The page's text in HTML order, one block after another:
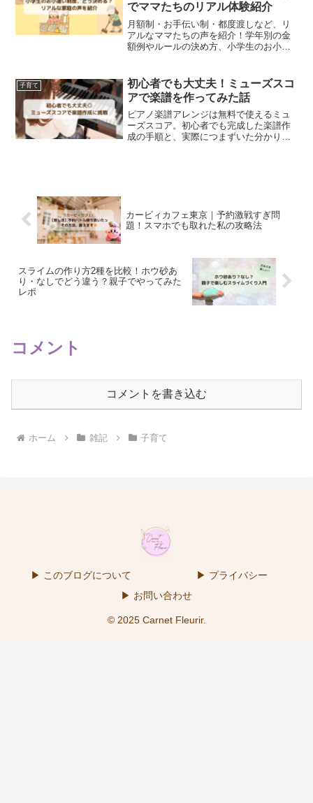
でママたちのリアル体験紹介
月額制・お手伝い制・都度渡しなど、リ
アルなママたちの声を紹介！学年別の金
額例やルールの決め方、小学生のお小遣
子育て
初心者でも大丈夫！ミューズスコ
アで楽譜を作ってみた話
ピアノ楽譜アレンジは無料で使えるミュ
ーズスコア。初心者でも完成した楽譜作
成の手順と、実際につまずいた分かりに
カービィカフェ東京｜予約激戦すぎ問
題！スマホでも取れた私の攻略法
スライムの作り方2種を比較！ホウ砂あ
り・なしでどう違う？親子でやってみた
レポ
コメント
コメントを書き込む
ホーム 雑記 子育て
▶ このブログについて
▶ プライバシー
▶ お問い合わせ
© 2025 Carnet Fleurir.